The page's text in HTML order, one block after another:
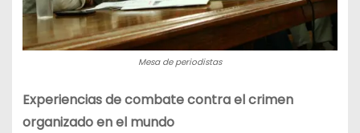
Mesa de periodistas
Experiencias de combate contra el crimen
organizado en el mundo